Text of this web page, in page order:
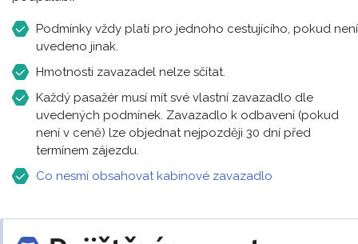
Podmínky vždy platí pro jednoho cestujícího, pokud není
uvedeno jinak.
Hmotnosti zavazadel nelze sčítat.
Každý pasažér musí mít své vlastní zavazadlo dle
uvedených podmínek. Zavazadlo k odbavení (pokud
není v ceně) lze objednat nejpozději 30 dní před
termínem zájezdu.
Co nesmí obsahovat kabinové zavazadlo